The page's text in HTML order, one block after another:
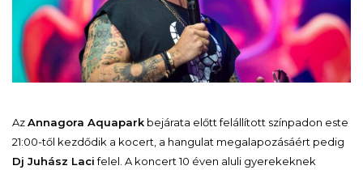
AzAnnagora Aquapark bejárata előtt felállított színpadon este
21:00-től kezdődik a kocert, a hangulat megalapozásáért pedig
Dj Juhász Lacifelel. A koncert 10 éven aluli gyerekeknek